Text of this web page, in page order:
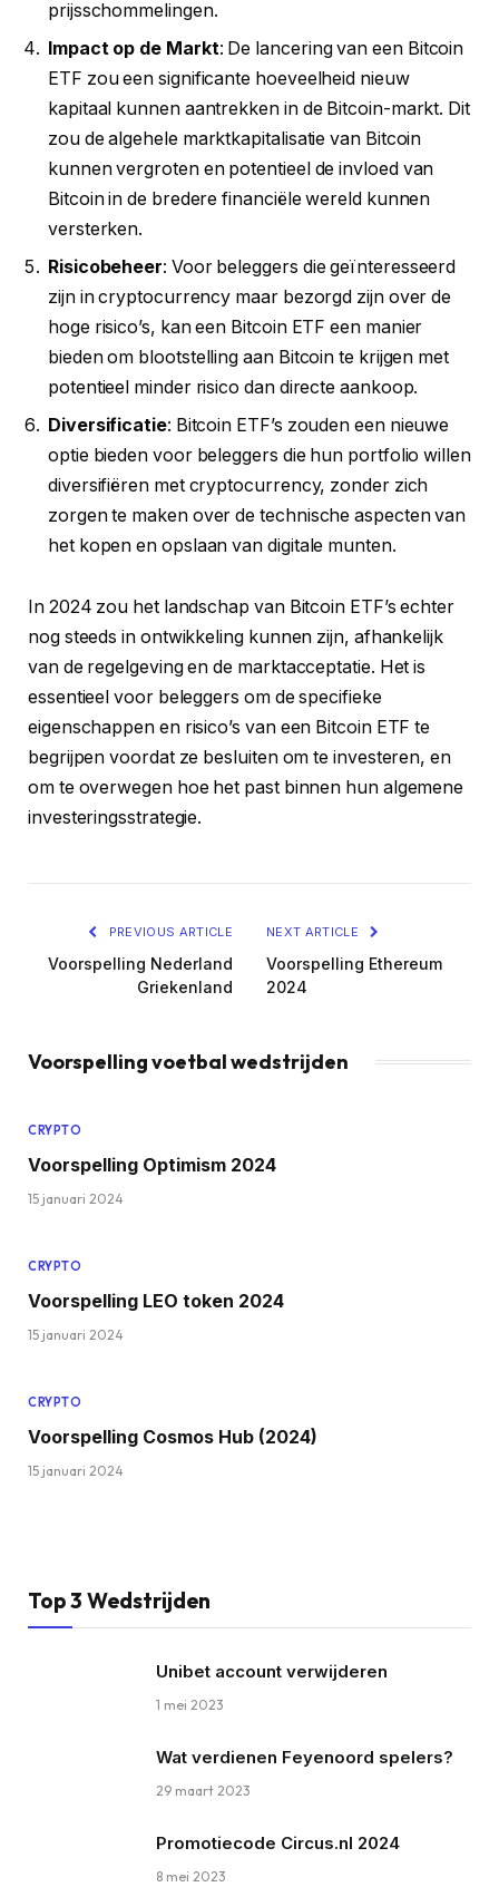
prijsschommelingen.
Impact op de Markt: De lancering van een Bitcoin
ETF zou een significante hoeveelheid nieuw
kapitaal kunnen aantrekken in de Bitcoin-markt. Dit
zou de algehele marktkapitalisatie van Bitcoin
kunnen vergroten en potentieel de invloed van
Bitcoin in de bredere financiële wereld kunnen
versterken.
Risicobeheer: Voor beleggers die geïnteresseerd
zijn in cryptocurrency maar bezorgd zijn over de
hoge risico’s, kan een Bitcoin ETF een manier
bieden om blootstelling aan Bitcoin te krijgen met
potentieel minder risico dan directe aankoop.
Diversificatie: Bitcoin ETF’s zouden een nieuwe
optie bieden voor beleggers die hun portfolio willen
diversifiëren met cryptocurrency, zonder zich
zorgen te maken over de technische aspecten van
het kopen en opslaan van digitale munten.
In 2024 zou het landschap van Bitcoin ETF’s echter
nog steeds in ontwikkeling kunnen zijn, afhankelijk
van de regelgeving en de marktacceptatie. Het is
essentieel voor beleggers om de specifieke
eigenschappen en risico’s van een Bitcoin ETF te
begrijpen voordat ze besluiten om te investeren, en
om te overwegen hoe het past binnen hun algemene
investeringsstrategie.
PREVIOUS ARTICLE
Voorspelling Nederland
Griekenland
NEXT ARTICLE
Voorspelling Ethereum
2024
Voorspelling voetbal wedstrijden
CRYPTO
Voorspelling Optimism 2024
15 januari 2024
CRYPTO
Voorspelling LEO token 2024
15 januari 2024
CRYPTO
Voorspelling Cosmos Hub (2024)
15 januari 2024
Top 3 Wedstrijden
Unibet account verwijderen
1 mei 2023
Wat verdienen Feyenoord spelers?
29 maart 2023
Promotiecode Circus.nl 2024
8 mei 2023